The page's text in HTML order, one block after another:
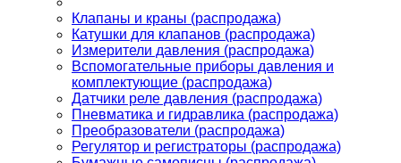
Клапаны и краны (распродажа)
Катушки для клапанов (распродажа)
Измерители давления (распродажа)
Вспомогательные приборы давления и
комплектующие (распродажа)
Датчики реле давления (распродажа)
Пневматика и гидравлика (распродажа)
Преобразователи (распродажа)
Регулятор и регистраторы (распродажа)